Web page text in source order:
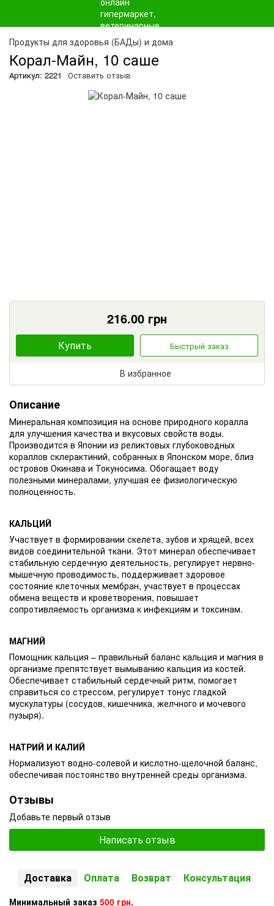
Продукты для здоровья (БАДы) и дома
Корал-Майн, 10 саше
Артикул: 2221 Оставить отзыв
216.00 грн
Купить Быстрый заказ
В избранное
Описание
Минеральная композиция на основе природного коралла
для улучшения качества и вкусовых свойств воды.
Производится в Японии из реликтовых глубоководных
кораллов склерактиний, собранных в Японском море, близ
островов Окинава и Токуносима. Обогащает воду
полезными минералами, улучшая ее физиологическую
полноценность.
КАЛЬЦИЙ
Участвует в формировании скелета, зубов и хрящей, всех
видов соединительной ткани. Этот минерал обеспечивает
стабильную сердечную деятельность, регулирует нервно-
мышечную проводимость, поддерживает здоровое
состояние клеточных мембран, участвует в процессах
обмена веществ и кроветворения, повышает
сопротивляемость организма к инфекциям и токсинам.
МАГНИЙ
Помощник кальция – правильный баланс кальция и магния в
организме препятствует вымыванию кальция из костей.
Обеспечивает стабильный сердечный ритм, помогает
справиться со стрессом, регулирует тонус гладкой
мускулатуры (сосудов, кишечника, желчного и мочевого
пузыря).
НАТРИЙ И КАЛИЙ
Нормализуют водно-солевой и кислотно-щелочной баланс,
обеспечивая постоянство внутренней среды организма.
Отзывы
Добавьте первый отзыв
Написать отзыв
Доставка Оплата Возврат Консультация
Минимальный заказ 500 грн.